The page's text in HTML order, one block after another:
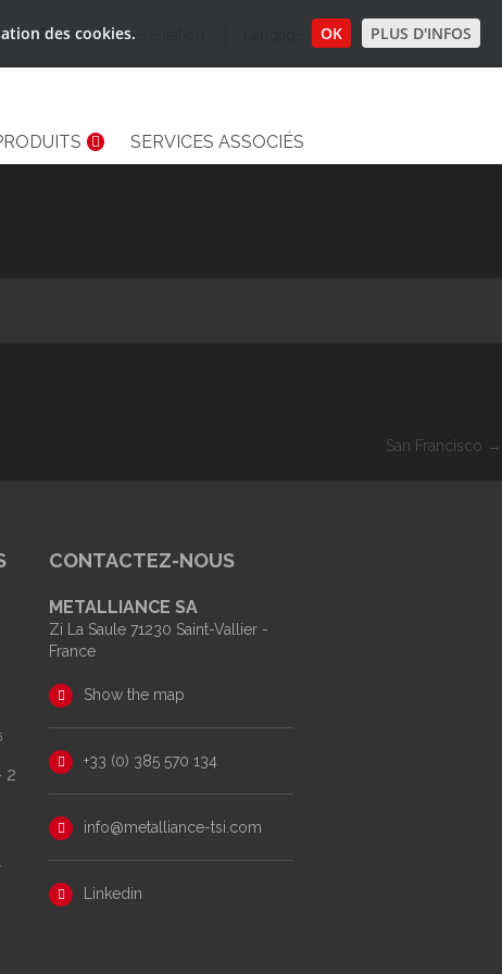
Pays de Représentation
SERVICES ASSOCIÉS
San Francisco →
2
CONTACTEZ-NOUS
METALLIANCE SA
Zi La Saule 71230 Saint-Vallier -
France
Show the map
+33 (0) 385 570 134
info@metalliance-tsi.com
Linkedin
des cookies. OK PLUS D'INFOS